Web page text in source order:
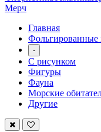
Мерч
Главная
-
С рисунком
Фигуры
Фауна
Морские
Другие